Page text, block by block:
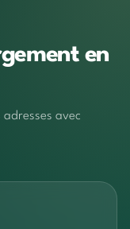
en
adresses avec